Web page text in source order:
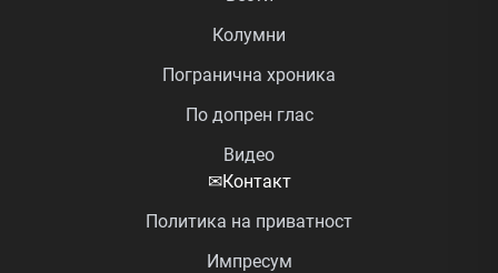
Колумни
Погранична хроника
По допрен глас
Видео
✉Контакт
Политика на приватност
Импресум